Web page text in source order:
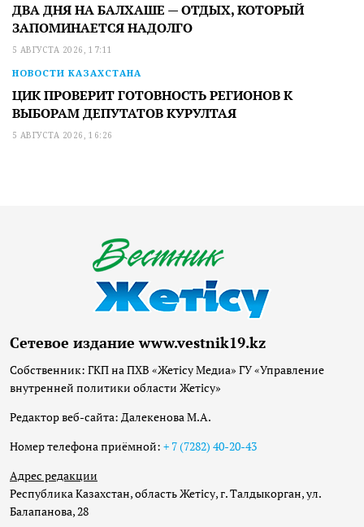
ДВА ДНЯ НА БАЛХАШЕ — ОТДЫХ, КОТОРЫЙ
ЗАПОМИНАЕТСЯ НАДОЛГО
5 АВГУСТА 2026, 17:11
НОВОСТИ КАЗАХСТАНА
ЦИК ПРОВЕРИТ ГОТОВНОСТЬ РЕГИОНОВ К
ВЫБОРАМ ДЕПУТАТОВ КУРУЛТАЯ
5 АВГУСТА 2026, 16:26
Сетевое издание www.vestnik19.kz
Собственник: ГКП на ПХВ «Жетісу Медиа» ГУ «Управление
внутренней политики области Жетісу»
Редактор веб-сайта: Далекенова М.А.
Номер телефона приёмной: + 7 (7282) 40-20-43
Адрес редакции
Республика Казахстан, область Жетісу, г. Талдыкорган, ул.
Балапанова, 28